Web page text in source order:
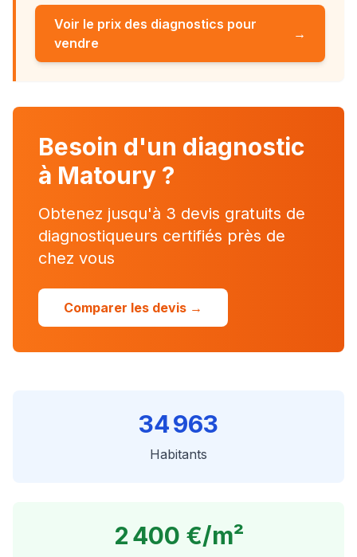
Voir le prix des diagnostics pour
vendre
→
Besoin d'un diagnostic
à Matoury ?
Obtenez jusqu'à 3 devis gratuits de
diagnostiqueurs certifiés près de
chez vous
Comparer les devis →
34 963
Habitants
2 400 €/m²